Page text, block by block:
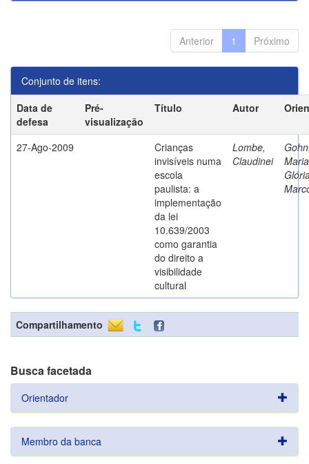
Anterior 1 Próximo
Conjunto de itens:
Data de
defesa
Pré-
visualização
Título Autor
27-Ago-2009
Crianças
invisíveis numa
escola
paulista: a
implementação
da lei
10.639/2003
como garantia
do direito a
visibilidade
cultural
Lombe,
Claudinei
Compartilhamento
Busca facetada
Orientador
Membro da banca